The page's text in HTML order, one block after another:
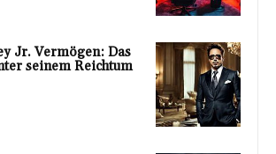
Jr. Vermögen: Das
seinem Reichtum